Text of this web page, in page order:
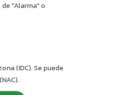
"Alarma" o
(IDC). Se puede